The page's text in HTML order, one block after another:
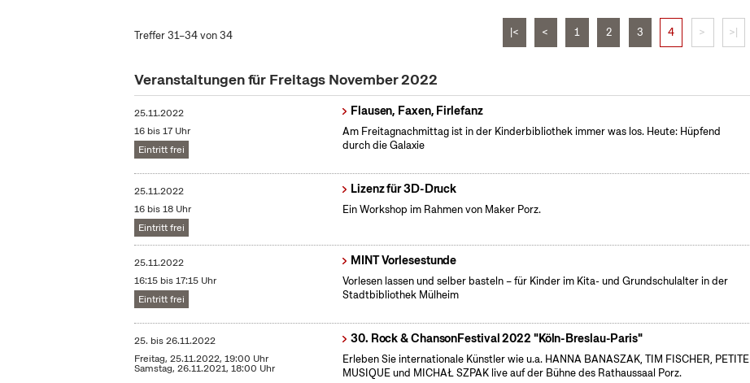
Treffer 31–34 von 34 |< < 1 2 3 4 > >|
Veranstaltungen für Freitags November 2022
25.11.2022
16 bis 17 Uhr
Eintritt frei
Flausen, Faxen, Firlefanz
Am Freitagnachmittag ist in der Kinderbibliothek immer was los. Heute: Hüpfend
durch die Galaxie
25.11.2022
16 bis 18 Uhr
Eintritt frei
Lizenz für 3D-Druck
Ein Workshop im Rahmen von Maker Porz.
25.11.2022
16:15 bis 17:15 Uhr
Eintritt frei
MINT Vorlesestunde
Vorlesen lassen und selber basteln – für Kinder im Kita- und Grundschulalter in der
Stadtbibliothek Mülheim
25. bis26.11.2022
Freitag, 25.11.2022, 19:00 Uhr
Samstag, 26.11.2021, 18:00 Uhr
30. Rock & ChansonFestival 2022 "Köln-Breslau-Paris"
Erleben Sie internationale Künstler wie u.a. HANNA BANASZAK, TIM FISCHER, PETITE
MUSIQUE und MICHAŁ SZPAK live auf der Bühne des Rathaussaal Porz.